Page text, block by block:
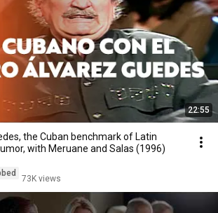
22:55
the Cuban benchmark of Latin
with Meruane and Salas (1996)
73K views